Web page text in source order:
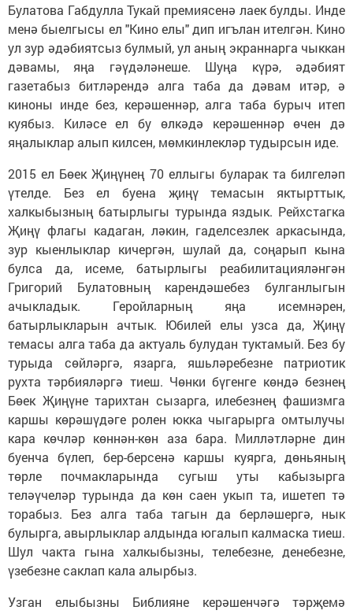
Булатова Габдулла Тукай премиясенә лаек булды. Инде
менә быелгысы ел "Кино елы" дип игълан ителгән. Кино
ул зур әдәбиятсыз булмый, ул аның экраннарга чыккан
дәвамы, яңа гәүдәләнеше. Шуңа күрә, әдәбият
газетабыз битләрендә алга таба да дәвам итәр, ә
киноны инде без, керәшеннәр, алга таба бурыч итеп
куябыз. Киләсе ел бу өлкәдә керәшеннәр өчен дә
яңалыклар алып килсен, мөмкинлекләр тудырсын иде.
2015 ел Бөек Җиңүнең 70 еллыгы буларак та билгеләп
үтелде. Без ел буена җиңү темасын яктырттык,
халкыбызның батырлыгы турында яздык. Рейхстагка
Җиңү флагы кадаган, ләкин, гаделсезлек аркасында,
зур кыенлыклар кичергән, шулай да, соңарып кына
булса да, исеме, батырлыгы реабилитацияләнгән
Григорий Булатовның карендәшебез булганлыгын
ачыкладык. Геройларның яңа исемнәрен,
батырлыкларын ачтык. Юбилей елы узса да, Җиңү
темасы алга таба да актуаль булудан туктамый. Без бу
турыда сөйләргә, язарга, яшьләребезне патриотик
рухта тәрбияләргә тиеш. Чөнки бүгенге көндә безнең
Бөек Җиңүне тарихтан сызарга, илебезнең фашизмга
каршы көрәшүдәге ролен юкка чыгарырга омтылучы
кара көчләр көннән-көн аза бара. Милләтләрне дин
буенча бүлеп, бер-берсенә каршы куярга, дөньяның
төрле почмакларында сугыш уты кабызырга
теләүчеләр турында да көн саен укып та, ишетеп тә
торабыз. Без алга таба тагын да берләшергә, нык
булырга, авырлыклар алдында югалып калмаска тиеш.
Шул чакта гына халкыбызны, телебезне, денебезне,
үзебезне саклап кала алырбыз.
Узган елыбызны Библияне керәшенчәгә тәрҗемә